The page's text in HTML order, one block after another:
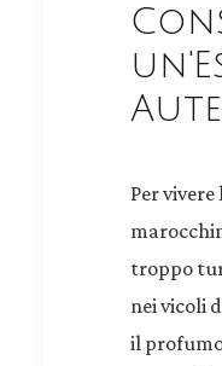
Per
troppo
nei vicoli
il